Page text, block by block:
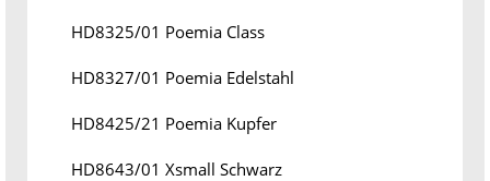
HD8325/01 Poemia Class
HD8327/01 Poemia Edelstahl
HD8425/21 Poemia Kupfer
HD8643/01 Xsmall Schwarz